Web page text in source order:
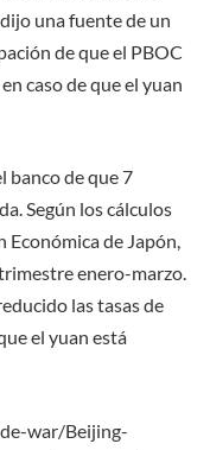
una fuente de un
de que el PBOC
caso de que el yuan
banco de que 7
Según los cálculos
Económica de Japón,
enero-marzo.
las tasas de
el yuan está
war/Beijing-